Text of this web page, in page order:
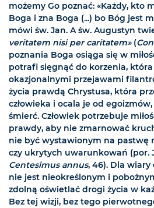
możemy Go poznać: «Każdy, kto
Boga i zna Boga (...) bo Bóg jest
mówi św. Jan. A św. Augustyn
veritatem nisi per caritatem»(
poznania Boga osiąga się w
potrafi sięgnąć do korzenia,
okazjonalnymi przejawami
życia prawdą Chrystusa, która
człowieka i ocala je od
śmierć. Człowiek potrzebuje
prawdy, aby nie zmarnować
nie być wystawionym na pastwę
czy ukrytych uwarunkowań (por.
Centesimus annus, 46). Dla wiary
nie jest nieokreślonym i
zdolną oświetlać drogi życia w
Bez tej wizji, bez tego